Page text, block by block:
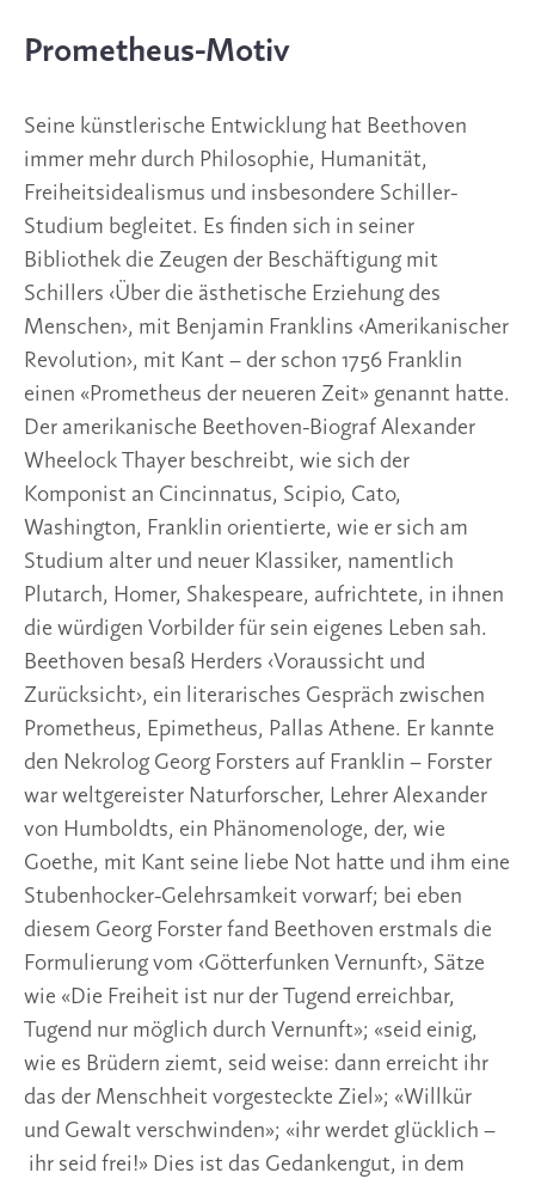
Prometheus-Motiv
Seine künstlerische Entwicklung hat Beethoven
immer mehr durch Philosophie, Humanität,
Freiheitsidealismus und insbesondere Schiller-
Studium begleitet. Es finden sich in seiner
Bibliothek die Zeugen der Beschäftigung mit
Schillers ‹Über die ästhetische Erziehung des
Menschen›, mit Benjamin Franklins ‹Amerikanischer
Revolution›, mit Kant – der schon 1756 Franklin
einen «Prometheus der neueren Zeit» genannt hatte.
Der amerikanische Beethoven-Biograf Alexander
Wheelock Thayer beschreibt, wie sich der
Komponist an Cincinnatus, Scipio, Cato,
Washington, Franklin orientierte, wie er sich am
Studium alter und neuer Klassiker, namentlich
Plutarch, Homer, Shakespeare, aufrichtete, in ihnen
die würdigen Vorbilder für sein eigenes Leben sah.
Beethoven besaß Herders ‹Voraussicht und
Zurücksicht›, ein literarisches Gespräch zwischen
Prometheus, Epimetheus, Pallas Athene. Er kannte
den Nekrolog Georg Forsters auf Franklin – Forster
war weltgereister Naturforscher, Lehrer Alexander
von Humboldts, ein Phänomenologe, der, wie
Goethe, mit Kant seine liebe Not hatte und ihm eine
Stubenhocker-Gelehrsamkeit vorwarf; bei eben
diesem Georg Forster fand Beethoven erstmals die
Formulierung vom ‹Götterfunken Vernunft›, Sätze
wie «Die Freiheit ist nur der Tugend erreichbar,
Tugend nur möglich durch Vernunft»; «seid einig,
wie es Brüdern ziemt, seid weise: dann erreicht ihr
das der Menschheit vorgesteckte Ziel»; «Willkür
und Gewalt verschwinden»; «ihr werdet glücklich –
ihr seid frei!» Dies ist das Gedankengut, in dem